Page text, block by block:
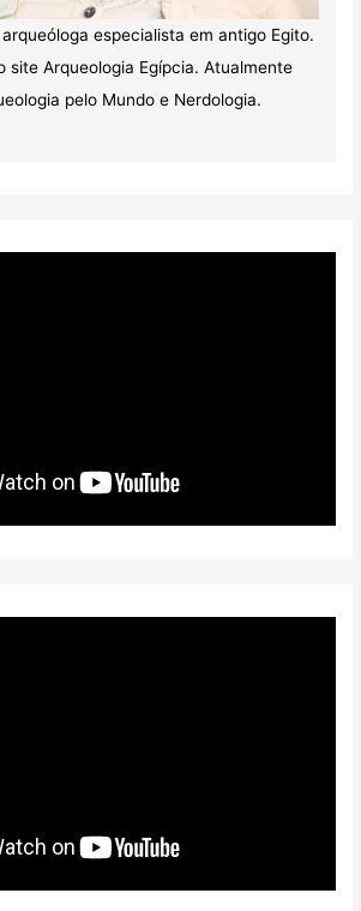
especialista em antigo Egito.
site Arqueologia Egípcia. Atualmente
pelo Mundo e Nerdologia.